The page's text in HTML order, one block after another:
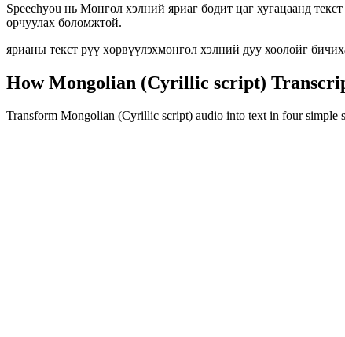
Speechyou нь Монгол хэлний яриаг бодит цаг хугацаанд
орчуулах боломжтой.
ярианы текст рүү хөрвүүлэхмонгол хэлний дуу хоолойг бичих
How Mongolian (Cyrillic script)
Transform Mongolian (Cyrillic script) audio into text in four